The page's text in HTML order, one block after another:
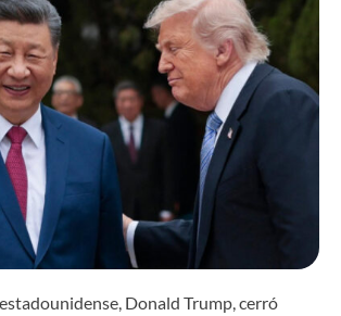
Donald Trump, cerró